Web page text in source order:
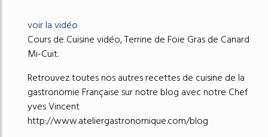
voir la vidéo
Cours de Cuisine vidéo, Terrine de Foie Gras de Canard
Mi-Cuit.
Retrouvez toutes nos autres recettes de cuisine de la
gastronomie Française sur notre blog avec notre Chef
yves Vincent
http://www.ateliergastronomique.com/blog